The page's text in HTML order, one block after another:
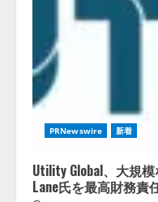
PRNewswire 新着
Utility Global、大規
Lane氏を最高財務責
3
生
半
流